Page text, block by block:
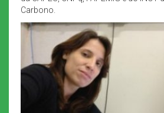
Carbono.